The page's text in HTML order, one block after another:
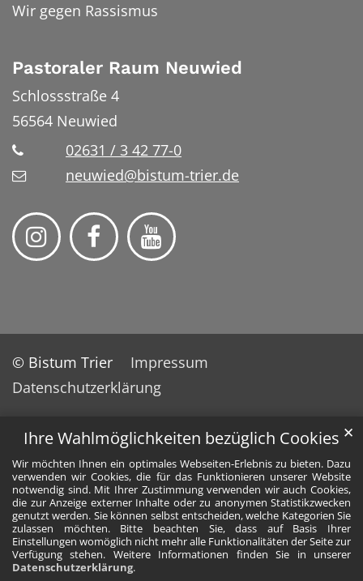
Ihre Wahlmöglichkeiten bezüglich Cookies
Wir möchten Ihnen ein optimales Webseiten-Erlebnis zu bieten. Dazu
verwenden wir Cookies, die für das Funktionieren unserer Website
notwendig sind. Mit Ihrer Zustimmung verwenden wir auch Cookies,
die zur Anzeige externer Inhalte oder zu anonymen Statistikzwecken
genutzt werden. Sie können selbst entscheiden, welche Kategorien Sie
zulassen möchten. Bitte beachten Sie, dass auf Basis Ihrer
Einstellungen womöglich nicht mehr alle Funktionalitäten der Seite zur
Verfügung stehen. Weitere Informationen finden Sie in unserer
Datenschutzerklärung.
✕
Wir gegen Rassismus
Pastoraler Raum Neuwied
Schlossstraße 4
56564 Neuwied
02631 / 3 42 77-0
neuwied@bistum-trier.de
© Bistum Trier
Impressum
Datenschutzerklärung